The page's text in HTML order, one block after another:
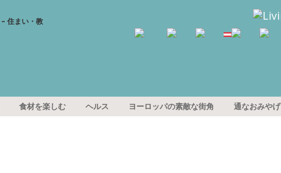
食材を楽しむ ヘルス ヨーロッパの素敵な街角 通なおみやげ